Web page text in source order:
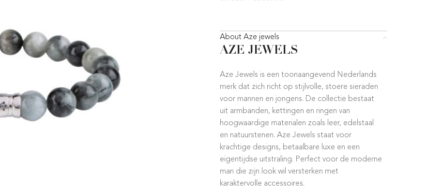
About Aze jewels
AZE JEWELS
Aze Jewels is een toonaangevend Nederlands
merk dat zich richt op stijlvolle, stoere sieraden
voor mannen en jongens. De collectie bestaat
uit armbanden, kettingen en ringen van
hoogwaardige materialen zoals leer, edelstaal
en natuurstenen. Aze Jewels staat voor
krachtige designs, betaalbare luxe en een
eigentijdse uitstraling. Perfect voor de moderne
man die zijn look wil versterken met
karaktervolle accessoires.